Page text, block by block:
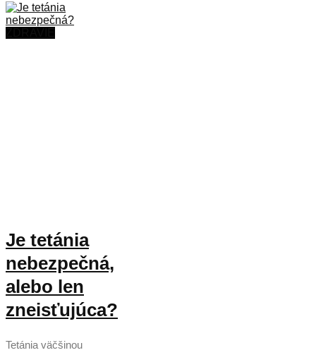
Je tetánia
nebezpečná,
alebo len
zneisťujúca?
Tetánia väčšinou